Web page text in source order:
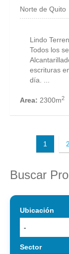
Norte de Quito
Lindo
Todos los
escrituras
día. ...
Area: 2300m2
1 2
Buscar
Ubicación
-
Sector